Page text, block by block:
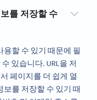
를 저장할 수
용할 수 있기 때문에 필
있습니다. URL을 저
페이지를 더 쉽게 열
보를 저장할 수 있기 때